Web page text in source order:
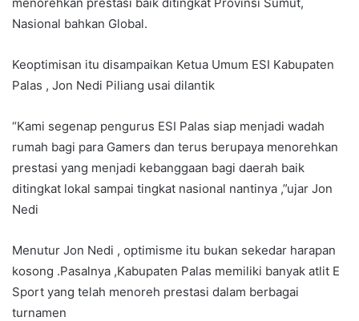
Nasional bahkan Global.
Keoptimisan itu disampaikan Ketua Umum ESI Kabupaten
Palas , Jon Nedi Piliang usai dilantik
“Kami segenap pengurus ESI Palas siap menjadi wadah
rumah bagi para Gamers dan terus berupaya menorehkan
prestasi yang menjadi kebanggaan bagi daerah baik
ditingkat lokal sampai tingkat nasional nantinya ,”ujar Jon
Nedi
Menutur Jon Nedi , optimisme itu bukan sekedar harapan
kosong .Pasalnya ,Kabupaten Palas memiliki banyak atlit E
Sport yang telah menoreh prestasi dalam berbagai
turnamen